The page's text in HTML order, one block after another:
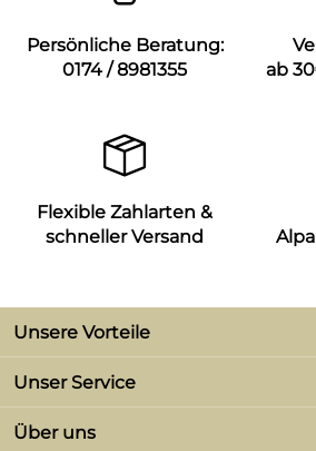
Persönliche Beratung:
0174 / 8981355
ab
Flexible Zahlarten &
schneller Versand
Unsere Vorteile
-2% Skonto bei Zahlung per
Unser Service
Kontakt
Über uns